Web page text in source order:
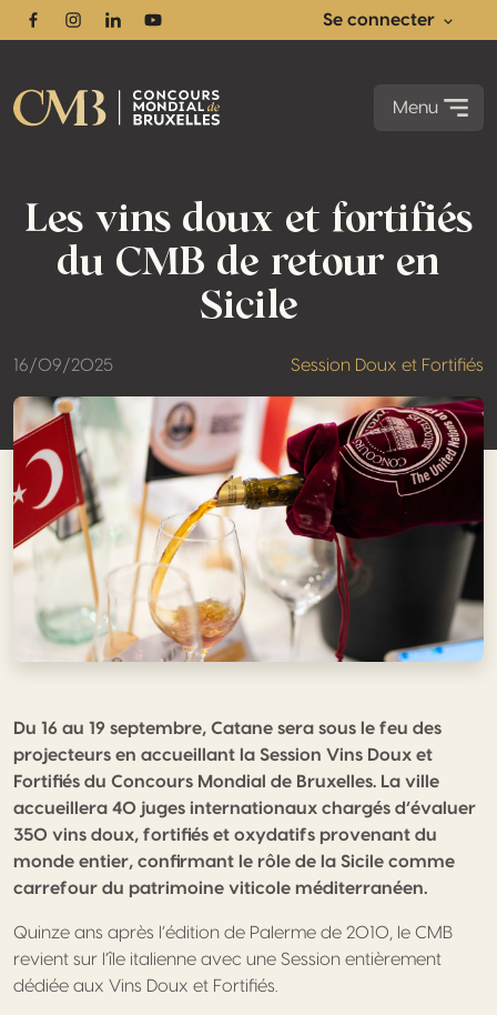
FacebookInstagram
LinkedinYoutube
Se connecter
Menu
Les vins doux et fortifiés
du CMB de retour en
Sicile
16/09/2025 Session Doux et Fortifiés
Du 16 au 19 septembre, Catane sera sous le feu des
projecteurs en accueillant la Session Vins Doux et
Fortifiés du Concours Mondial de Bruxelles. La ville
accueillera 40 juges internationaux chargés d’évaluer
350 vins doux, fortifiés et oxydatifs provenant du
monde entier, confirmant le rôle de la Sicile comme
carrefour du patrimoine viticole méditerranéen.
Quinze ans après l’édition de Palerme de 2010, le CMB
revient sur l’île italienne avec une Session entièrement
dédiée aux Vins Doux et Fortifiés.